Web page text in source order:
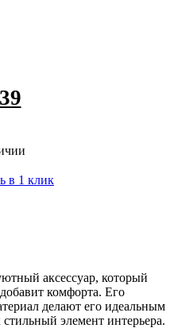
в 1 клик
аксессуар, который
комфорта. Его
делают его идеальным
элемент интерьера.